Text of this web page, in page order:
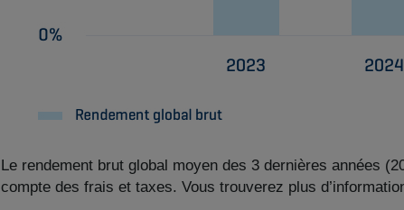
Le rendement brut global moyen des 3 dernières années
compte des frais et taxes. Vous trouverez plus